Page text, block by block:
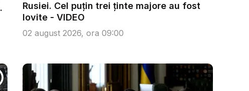
Rusiei. Cel puțin trei ținte majore au fost
lovite - VIDEO
02 august 2026, ora 09:00